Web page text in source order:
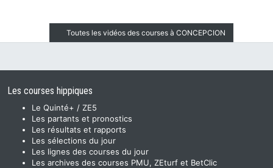
Toutes les vidéos des courses à CONCEPCION
Les courses hippiques
Le Quinté+ / ZE5
Les partants et pronostics
Les résultats et rapports
Les sélections du jour
Les lignes des courses du jour
Les archives des courses PMU, ZEturf et BetClic